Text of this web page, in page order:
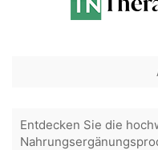
Entdecken Sie die